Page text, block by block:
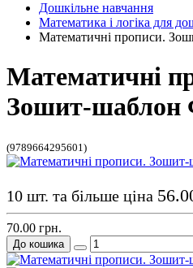
Дошкільне навчання
Математика і логіка для
Математичні прописи.
Математичні
Зошит-шаблон
(9789664295601)
10 шт. та більше ціна
70.00 грн.
До кошика